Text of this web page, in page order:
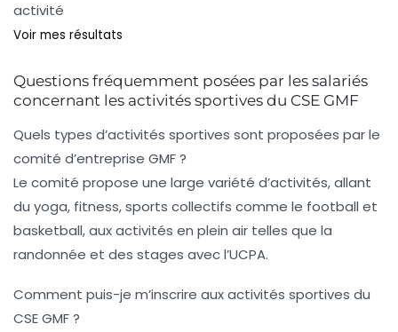
activité
Voir mes résultats
Questions fréquemment posées par les salariés
concernant les activités sportives du CSE GMF
Quels types d’activités sportives sont proposées par le
comité d’entreprise GMF ?
Le comité propose une large variété d’activités, allant
du yoga, fitness, sports collectifs comme le football et
basketball, aux activités en plein air telles que la
randonnée et des stages avec l’UCPA.
Comment puis-je m’inscrire aux activités sportives du
CSE GMF ?